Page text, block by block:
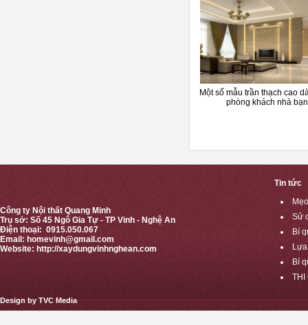
Một số mẫu trần thạch cao
phòng khách nhà bạn
Công ty Nội thất Quang Minh
Trụ sở: Số 45 Ngô Gia Tự - TP Vinh - Nghệ An
Điện thoại: 0915.050.067
Email: homevinh@gmail.com
Website: http://xaydungvinhnghean.com
Tin tức
Sử
Bí
Bí
THI
Design by TVC Media